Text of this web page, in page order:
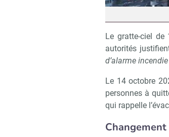
Le gratte-ciel de
autorités
d’alarme incendie
Le 14 octobre
personnes à
qui rappelle
Changement